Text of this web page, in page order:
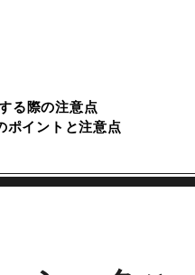
る際の注意点
ポイントと注意点